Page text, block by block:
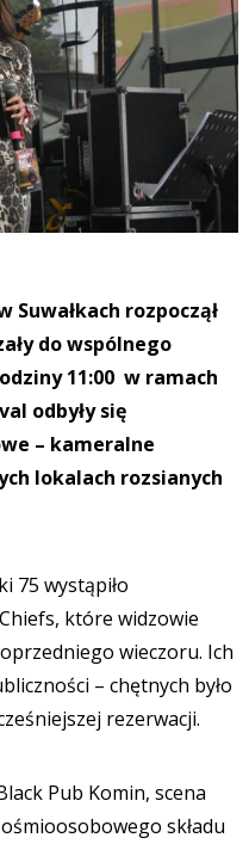
Suwałkach rozpoczął
do wspólnego
11:00 w ramach
odbyły się
– kameralne
lokalach rozsianych
75 wystąpiło
które widzowie
wieczoru. Ich
– chętnych było
rezerwacji.
Pub Komin, scena
składu